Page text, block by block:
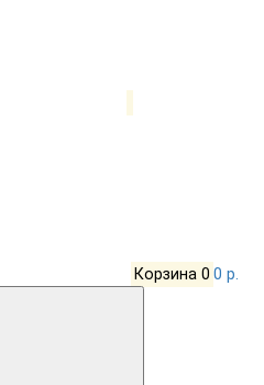
Корзина 0 0 р.